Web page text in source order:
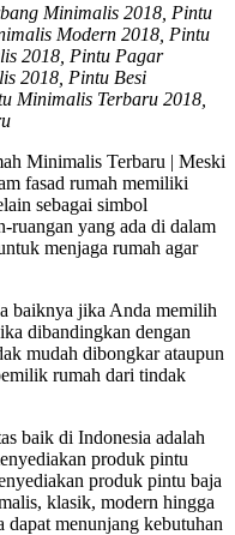
Minimalis 2018, Pintu
Modern 2018, Pintu
2018, Pintu Pagar
2018, Pintu Besi
Minimalis Terbaru 2018,
Minimalis Terbaru | Meski
fasad rumah memiliki
sebagai simbol
ruangan yang ada di dalam
menjaga rumah agar
baiknya jika Anda memilih
dibandingkan dengan
mudah dibongkar ataupun
rumah dari tindak
baik di Indonesia adalah
produk pintu
produk pintu baja
klasik, modern hingga
menunjang kebutuhan